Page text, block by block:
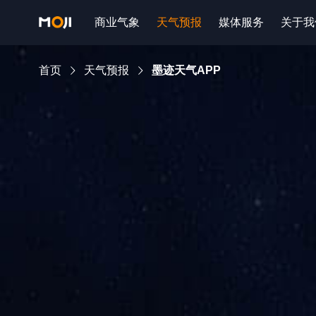
商业气象 天气预报 媒体服务 关于
首页 天气预报 墨迹天气APP